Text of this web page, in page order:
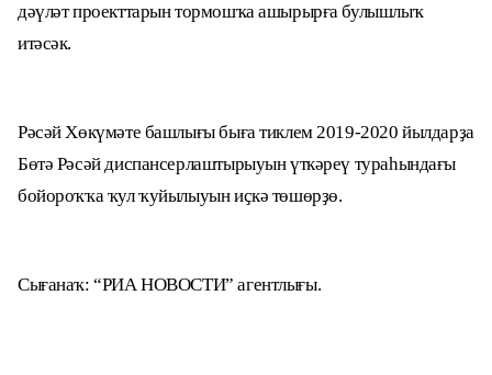
дәүләт проекттарын тормошҡа ашырырға булышлыҡ
итәсәк.
Рәсәй Хөкүмәте башлығы быға тиклем 2019-2020 йылдарҙа
Бөтә Рәсәй диспансерлаштырыуын үткәреү тураһындағы
бойороҡҡа ҡул ҡуйылыуын иҫкә төшөрҙө.
Сығанаҡ: “РИА НОВОСТИ” агентлығы.